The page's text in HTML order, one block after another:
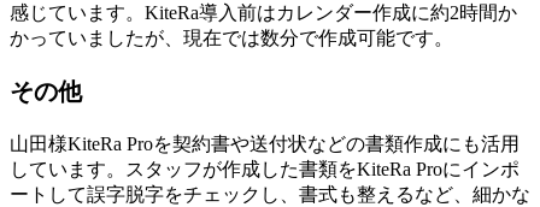
感じています。 KiteRa導入前はカレンダー作成に約2時間か
かっていましたが、現在では数分で作成可能です。
その他
山田様KiteRa Proを契約書や送付状などの書類作成にも活用
しています。スタッフが作成した書類をKiteRa Proにインポ
ートして誤字脱字をチェックし、書式も整えるなど、細かな